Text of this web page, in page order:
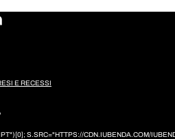
E RECESSI
S.SRC="HTTPS://CDN.IUBENDA.COM/